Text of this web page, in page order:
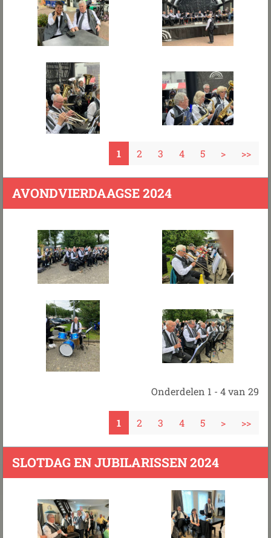
1 2 3 4 5 > >>
AVONDVIERDAAGSE 2024
Onderdelen 1 - 4 van 29
1 2 3 4 5 > >>
SLOTDAG EN JUBILARISSEN 2024